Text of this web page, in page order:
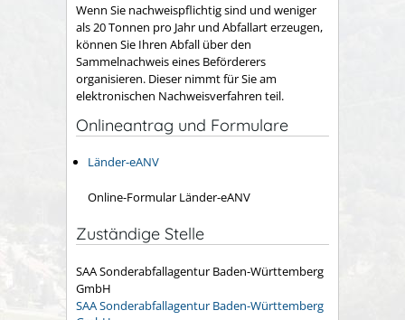
Wenn Sie nachweispflichtig sind und weniger
als 20 Tonnen pro Jahr und Abfallart erzeugen,
können Sie Ihren Abfall über den
Sammelnachweis eines Beförderers
organisieren. Dieser nimmt für Sie am
elektronischen Nachweisverfahren teil.
Onlineantrag und Formulare
Länder-eANV
Online-Formular Länder-eANV
Zuständige Stelle
SAA Sonderabfallagentur Baden-Württemberg
GmbH
SAA Sonderabfallagentur Baden-Württemberg